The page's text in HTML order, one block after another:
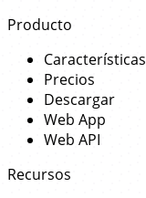
Producto
Características
Precios
Descargar
Web App
Web API
Recursos